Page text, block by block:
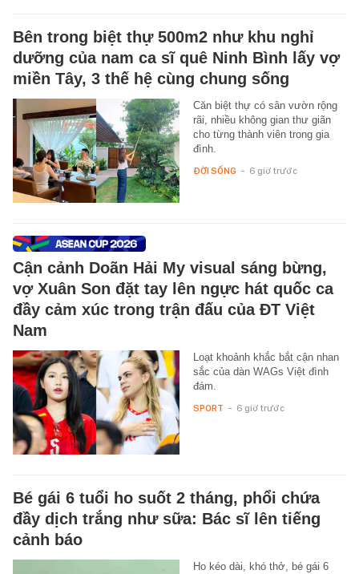
Bên trong biệt thự 500m2 như khu nghỉ
dưỡng của nam ca sĩ quê Ninh Bình lấy vợ
miền Tây, 3 thế hệ cùng chung sống
Căn biệt thự có sân vườn rộng
rãi, nhiều không gian thư giãn
cho từng thành viên trong gia
đình.
ĐỜI SỐNG - 6 giờ trước
Cận cảnh Doãn Hải My visual sáng bừng,
vợ Xuân Son đặt tay lên ngực hát quốc ca
đầy cảm xúc trong trận đấu của ĐT Việt
Nam
Loạt khoảnh khắc bắt cận nhan
sắc của dàn WAGs Việt đình
đám.
SPORT - 6 giờ trước
Bé gái 6 tuổi ho suốt 2 tháng, phổi chứa
đầy dịch trắng như sữa: Bác sĩ lên tiếng
cảnh báo
Ho kéo dài, khó thở, bé gái 6